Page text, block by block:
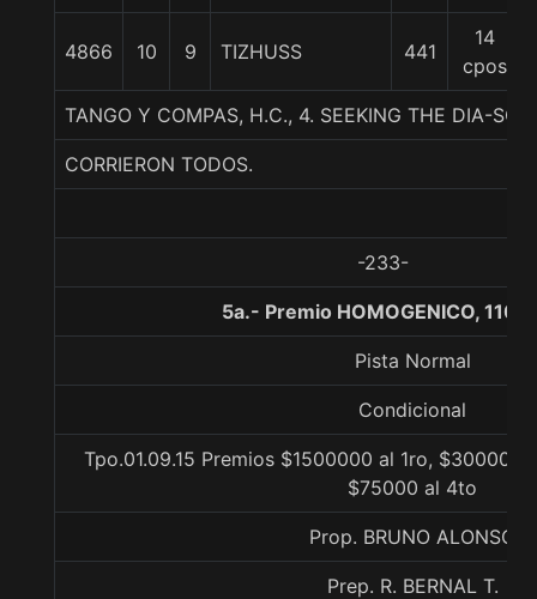
4866 10 9 TIZHUSS 441
14
cpos
TANGO Y COMPAS, H.C., 4. SEEKING THE DIA-
CORRIERON TODOS.
-233-
5a.- Premio HOMOGENICO,
Pista Normal
Condicional
Tpo.01.09.15 Premios $1500000 al 1ro, $300000
$75000 al 4to
Prop. BRUNO ALONSO
Prep. R. BERNAL T.